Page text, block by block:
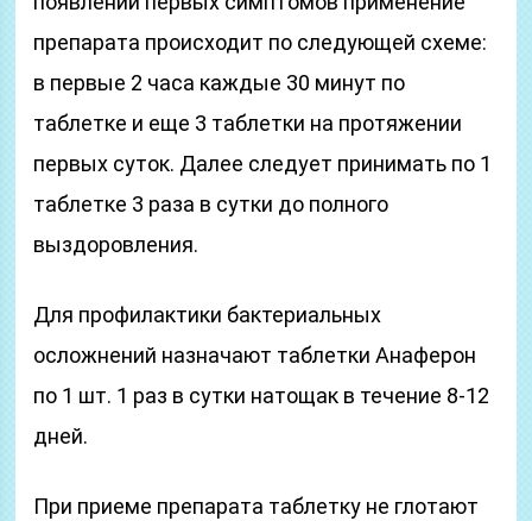
препарата происходит по следующей схеме:
в первые 2 часа каждые 30 минут по
таблетке и еще 3 таблетки на протяжении
первых суток. Далее следует принимать по 1
таблетке 3 раза в сутки до полного
выздоровления.
Для профилактики бактериальных
осложнений назначают таблетки Анаферон
по 1 шт. 1 раз в сутки натощак в течение 8-12
дней.
При приеме препарата таблетку не глотают